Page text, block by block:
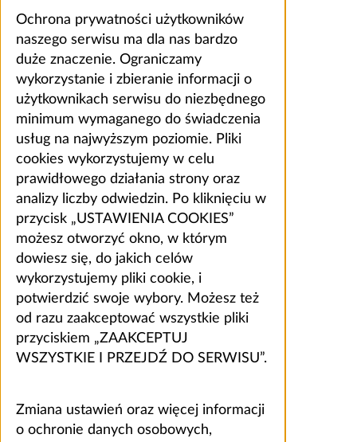
Ochrona prywatności użytkowników
naszego serwisu ma dla nas bardzo
duże znaczenie. Ograniczamy
wykorzystanie i zbieranie informacji o
użytkownikach serwisu do niezbędnego
minimum wymaganego do świadczenia
usług na najwyższym poziomie. Pliki
cookies wykorzystujemy w celu
prawidłowego działania strony oraz
analizy liczby odwiedzin. Po kliknięciu w
przycisk „USTAWIENIA COOKIES”
możesz otworzyć okno, w którym
dowiesz się, do jakich celów
wykorzystujemy pliki cookie, i
potwierdzić swoje wybory. Możesz też
od razu zaakceptować wszystkie pliki
przyciskiem „ZAAKCEPTUJ
WSZYSTKIE I PRZEJDŹ DO SERWISU”.
Zmiana ustawień oraz więcej informacji
o ochronie danych osobowych,